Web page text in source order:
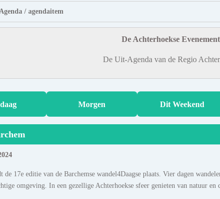
/ agendaitem
De Achterhoekse
De Uit-Agenda van de Regio
Morgen Dit Weekend
17e editie van de Barchemse wandel4Daagse plaats. Vier dagen
omgeving. In een gezellige Achterhoekse sfeer genieten van natuur en